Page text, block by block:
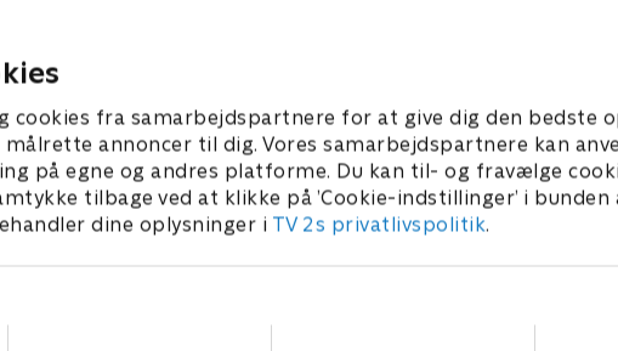
cookies fra samarbejdspartnere for at give dig den bedste
annoncer til dig. Vores samarbejdspartnere kan
på egne og andres platforme. Du kan til- og fravælge
tilbage ved at klikke på ’Cookie-indstillinger’ i bunden
dine oplysninger i TV 2s privatlivspolitik.
2025 • 50 min